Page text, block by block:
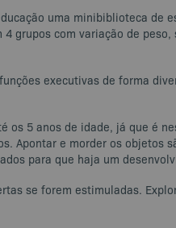
uma minibiblioteca de
com variação de
executivas de forma
5 anos de idade, já que é
Apontar e morder os objetos
para que haja um
se forem estimuladas.